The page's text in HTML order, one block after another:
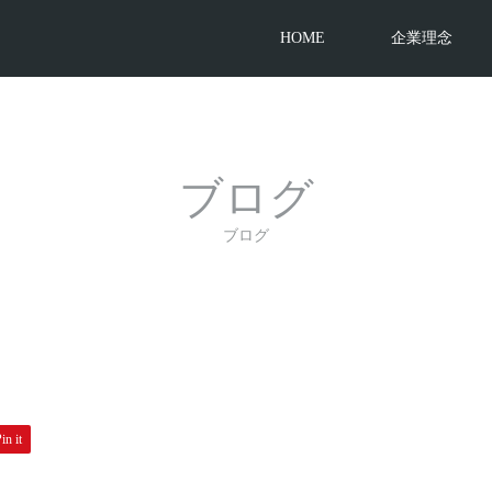
HOME 企業理念
ブログ
ブログ
it